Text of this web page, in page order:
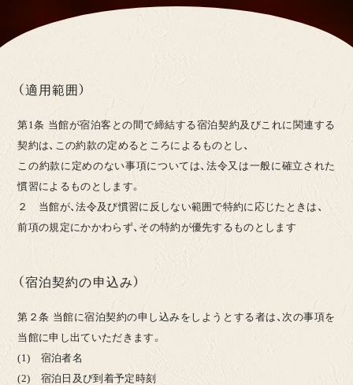
（適用範囲）
第1条 当館が宿泊客との間で締結する宿泊契約及びこれに関連する
契約は、この約款の定めるところによるものとし、
この約款に定めのない事項については、法令又は一般に確立された
慣習によるものとします。
２ 当館が、法令及び慣習に反しない範囲で特約に応じたときは、
前項の規定にかかわらず、その特約が優先するものとします
（宿泊契約の申込み）
第２条 当館に宿泊契約の申し込みをしようとする者は、次の事項を
当館に申し出ていただきます。
(1) 宿泊者名
(2) 宿泊日及び到着予定時刻